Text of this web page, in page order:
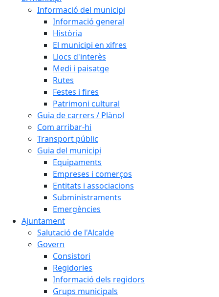
Informació del municipi
Informació general
Història
El municipi en xifres
Llocs d'interès
Medi i paisatge
Rutes
Festes i fires
Patrimoni cultural
Guia de carrers / Plànol
Com arribar-hi
Transport públic
Guia del municipi
Equipaments
Empreses i comerços
Entitats i associacions
Subministraments
Emergències
Ajuntament
Salutació de l'Alcalde
Govern
Consistori
Regidories
Informació dels regidors
Grups municipals